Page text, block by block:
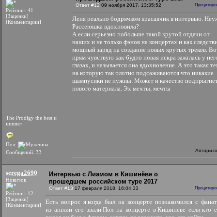
Рейтинг: 41
[Заценки]
[Комментарии]
The Prodigy the best и
ниипет
Пол:
Сообщений: 33
Ответ #12 09 ноября 2017, 13:35:52
Леня реально бодрячком красавчик в интервью.
Рассеюшка вдохновила?
А если серьезно побольше такой крутой отдачи от
наших и не только фэнов на концертах и как
мощный заряд на создание новых крутых треков.
прям чувствую как-будто новая искра зажглась у
глазах, и называется она вдохновение. А это такая
на которую так плотно подсаживаются что никакие
шампусики не нужны. Может и качество
нового материала. Эх мечты, мечты
serega2690
Новичок
Рейтинг: 12
[Заценки]
[Комментарии]
Интервью с Лиамом в Кишинёве о
прошедшем российском туре 2017
Ответ #13 17 февраля 2018, 16:04:33
Есть вопрос я когда был на концерте познакомился с
из англии его звали Пол на концерте в Кишиневе если кто